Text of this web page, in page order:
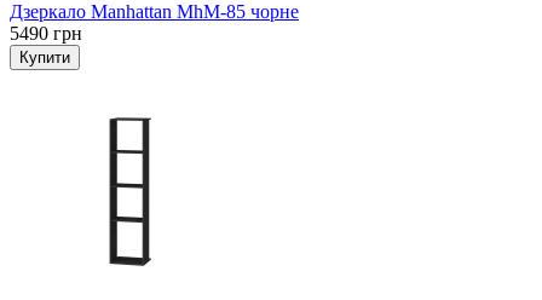
Дзеркало Manhattan MhM-85 чорне
5490 грн